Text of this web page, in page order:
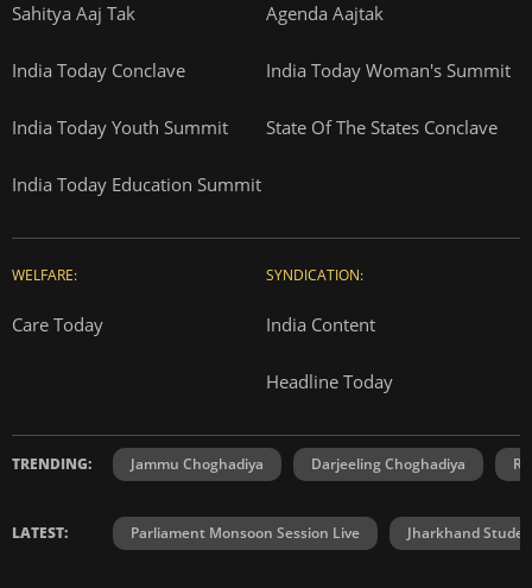
Sahitya Aaj Tak Agenda Aajtak
India Today Conclave India Today Woman's Summit
India Today Youth Summit State Of The States Conclave
India Today Education Summit
WELFARE:
Care Today
SYNDICATION:
India Content
Headline Today
TRENDING: Jammu Choghadiya Darjeeling Choghadiya
LATEST: Parliament Monsoon Session Live Jharkhand